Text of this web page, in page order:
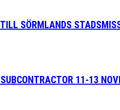
SÖRMLANDS
11-13